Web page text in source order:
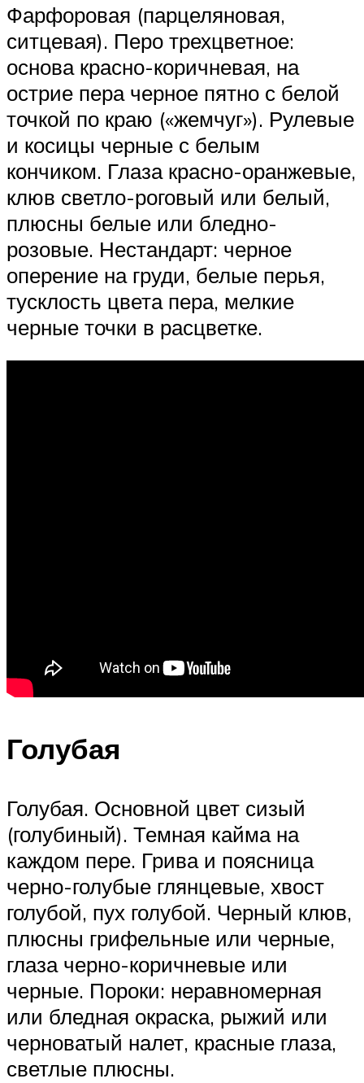
Фарфоровая (парцеляновая,
ситцевая). Перо трехцветное:
основа красно-коричневая, на
острие пера черное пятно с белой
точкой по краю («жемчуг»). Рулевые
и косицы черные с белым
кончиком. Глаза красно-оранжевые,
клюв светло-роговый или белый,
плюсны белые или бледно-
розовые. Нестандарт: черное
оперение на груди, белые перья,
тусклость цвета пера, мелкие
черные точки в расцветке.
Голубая
Голубая. Основной цвет сизый
(голубиный). Темная кайма на
каждом пере. Грива и поясница
черно-голубые глянцевые, хвост
голубой, пух голубой. Черный клюв,
плюсны грифельные или черные,
глаза черно-коричневые или
черные. Пороки: неравномерная
или бледная окраска, рыжий или
черноватый налет, красные глаза,
светлые плюсны.